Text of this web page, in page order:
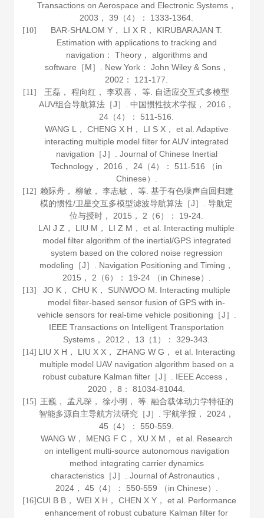
Transactions on Aerospace and Electronic Systems，
2003 ，39 （4）： 1333-1364.
[10]
BAR-SHALOM Y， LI X R， KIRUBARAJAN T.
Estimation with applications to tracking and
navigation： Theory， algorithms and
software ［M］. New York： John Wiley & Sons，
2002 ： 121-177.
[11]
王磊， 程向红， 李双喜， 等. 自适应交互式多模型
AUV组合导航算法［J］.中国惯性技术学报 ， 2016 ，
24 （4）： 511-516.
WANG L， CHENG X H， LI S X， et al. Adaptive
interacting multiple model filter for AUV integrated
navigation［J］. Journal of Chinese Inertial
Technology ， 2016 ， 24 （4）： 511-516 （in
Chinese）.
[12] 赖际舟， 柳敏， 李志敏， 等. 基于有色噪声自回归建
模的惯性/卫星交互多模型滤波导航算法［J］.导航定
位与授时 ， 2015 ， 2 （6）： 19-24.
LAI J Z， LIU M， LI Z M， et al. Interacting multiple
model filter algorithm of the inertial/GPS integrated
system based on the colored noise regression
modeling［J］. Navigation Positioning and Timing ，
2015 ， 2 （6）： 19-24 （in Chinese）.
[13]
JO K， CHU K， SUNWOO M. Interacting multiple
model filter-based sensor fusion of GPS with in-
vehicle sensors for real-time vehicle positioning［J］.
IEEE Transactions on Intelligent Transportation
Systems ， 2012 ， 13 （1）： 329-343.
[14] LIU X H， LIU X X， ZHANG W G， et al. Interacting
multiple model UAV navigation algorithm based on a
robust cubature Kalman filter［J］. IEEE Access ，
2020 ，8 ： 81034-81044.
[15] 王巍， 孟凡琛， 徐小明， 等. 融合载体动力学特征的
智能多源自主导航方法研究［J］.宇航学报 ， 2024 ，
45 （4）： 550-559.
WANG W， MENG F C， XU X M， et al. Research
on intelligent multi-source autonomous navigation
method integrating carrier dynamics
characteristics［J］. Journal of Astronautics，
2024， 45 （4）： 550-559 （in Chinese）.
[16]CUI B B， WEI X H， CHEN X Y， et al. Performance
enhancement of robust cubature Kalman filter for